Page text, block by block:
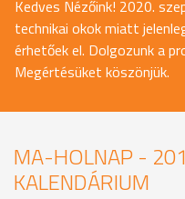
Kedves Nézőink! 2020.
technikai okok miatt
érhetőek el. Dolgozunk a
Megértésüket köszönjük.
MA-HOLNAP -
KALENDÁRIUM